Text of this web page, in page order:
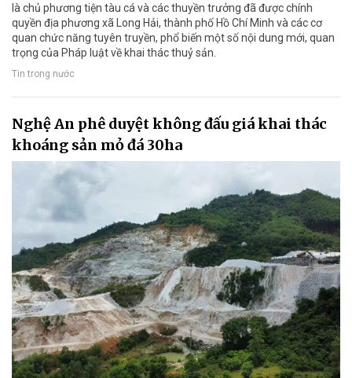
là chủ phương tiện tàu cá và các thuyền trưởng đã được chính
quyền địa phương xã Long Hải, thành phố Hồ Chí Minh và các cơ
quan chức năng tuyên truyền, phổ biến một số nội dung mới, quan
trọng của Pháp luật về khai thác thuỷ sản.
Tin trong nước
Nghệ An phê duyệt không đấu giá khai thác
khoáng sản mỏ đá 30ha